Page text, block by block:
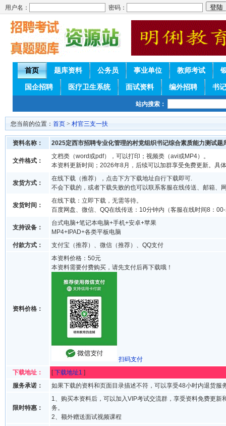
用户名： 密码：
首页 题库资料 公务员 事业单位 教师考试
国企招聘 医疗卫生系统 面试资料 编外招聘 书
站内搜索：
您当前的位置： 首页 > 村官三支一扶
资料名称： 2025定西市招聘专业化管理的村党组织书记综合素质能力测试题
文件格式：
文档类（word或pdf），可以打印；视频类（avi或MP4）。
本资料更新时间；2026年8月，后续可以加群享受免费更新。具
发货方式：
在线下载（推荐），点击下方下载地址自行下载即可.
不会下载的，或者下载失败的也可以联系客服在线传送、邮箱、
发货时间：
在线下载：立即下载，无需等待。
百度网盘、微信、QQ在线传送：10分钟内（客服在线时间8：
支持设备：
台式电脑+笔记本电脑+手机+安卓+苹果
MP4+IPAD+各类平板电脑
付款方式：
支付宝（推荐）、微信（推荐）、QQ支付
资料价格：
本资料价格：50元
本资料需要付费购买，请先支付后再下载哦！
扫码支付
下载地址：
[下载地址1 ]
服务承诺：
如果下载的资料和页面目录描述不符，可以享受48小时内退货服
限时特惠：
1、购买本资料后，可以加入VIP考试交流群，享受资料免费更新
务。
2、额外赠送面试视频课程